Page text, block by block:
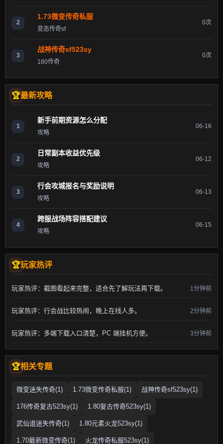
2
1.73微变传奇私服
变态传奇sf
0次
3
战神传奇sf523sy
180传奇
0次
最新攻略
1
新手前期资源怎么分配
攻略
06-16
2
日常副本收益优先级
攻略
06-12
3
行会攻城报名与奖励说明
攻略
06-13
4
跨服战场阵容搭配建议
攻略
06-15
玩家热评
玩家热评：截图看起来完整，适合先了解玩法再下载。 1分钟前
玩家热评：行会战比较热闹，晚上在线人多。 2分钟前
玩家热评：多端下载入口清楚，PC 端挂机方便。 3分钟前
相关专题
微变迷失传奇(1) 1.73微变传奇私服(1) 战神传奇sf523sy(1)
176传奇复古523sy(1) 1.80复古传奇523sy(1)
武仙道迷失传奇(1) 1.80元素火龙523sy(1)
1.70最新微变传奇(1) 火龙传奇私服523sy(1)